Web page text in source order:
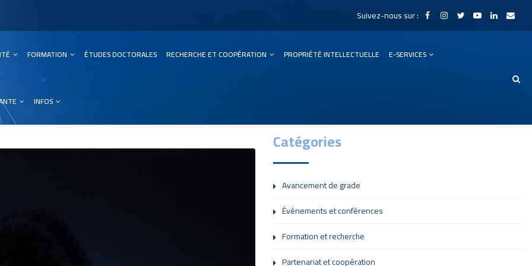
Suivez-nous sur :
FORMATION ÉTUDES DOCTORALES RECHERCHE ET COOPÉRATION PROPRIÉTÉ INTELLECTUELLE E-SERVICES
INFOS
Catégories
Avancement de grade
Événements et conférences
Formation et recherche
Partenariat et coopération